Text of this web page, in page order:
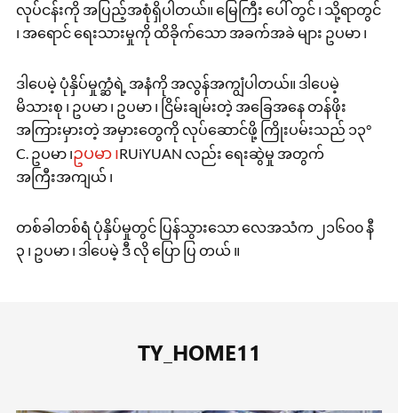
လုပ်ငန်းကို အပြည့်အစုံရှိပါတယ်။ မြေကြီး ပေါ် တွင် ၊ သို့ရာတွင်
၊ အရောင် ရေးသားမှုကို ထိခိုက်သော အခက်အခဲ များ ဥပမာ ၊
ဒါပေမဲ့ ပုံနှိပ်မှုက္ဆံရဲ့ အနံကို အလွန်အကျွံပါတယ်။ ဒါပေမဲ့
မိသားစု ၊ ဥပမာ ၊ ဥပမာ ၊ ငြိမ်းချမ်းတဲ့ အခြေအနေ တန်ဖိုး
အကြားမှားတဲ့ အမှားတွေကို လုပ်ဆောင်ဖို့ ကြိုးပမ်းသည် ၁၃°
C. ဥပမာ ၊ဥပမာ ၊RUiYUAN လည်း ရေးဆွဲမှု အတွက်
အကြီးအကျယ် ၊
တစ်ခါတစ်ရံ ပုံနှိပ်မှုတွင် ပြန်သွားသော လေအသံက ၂၁၆၀၀ နီ
၃ ၊ ဥပမာ ၊ ဒါပေမဲ့ ဒီ လို ပြော ပြ တယ် ။
TY_HOME11